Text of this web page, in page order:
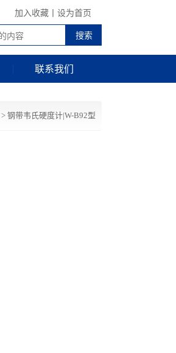
加入收藏 丨 设为首页
联系我们
> 钢带韦氏硬度计|W-B92型